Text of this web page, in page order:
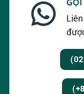
– Bộ thu sóng
dụng để nhận
đang được đo.
piezoelectric để
– Đơn vị xử lý: